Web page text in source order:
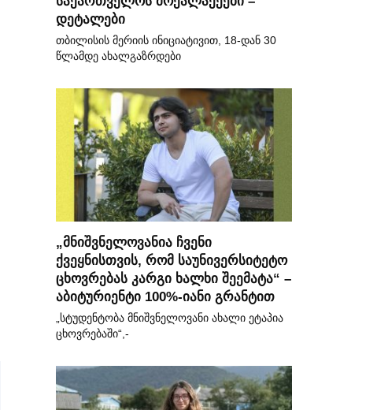
დეტალები
თბილისის მერიის ინიციატივით, 18-დან 30
წლამდე ახალგაზრდები
„მნიშვნელოვანია ჩვენი
ქვეყნისთვის, რომ საუნივერსიტეტო
ცხოვრებას კარგი ხალხი შეემატა“ –
აბიტურიენტი 100%-იანი გრანტით
„სტუდენტობა მნიშვნელოვანი ახალი ეტაპია
ცხოვრებაში“,-